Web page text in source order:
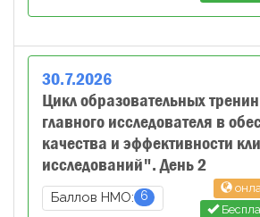
30.7.2026
Цикл образовательных
главного исследователя в
качества и эффективности
исследований". День 2
Баллов НМО: 6